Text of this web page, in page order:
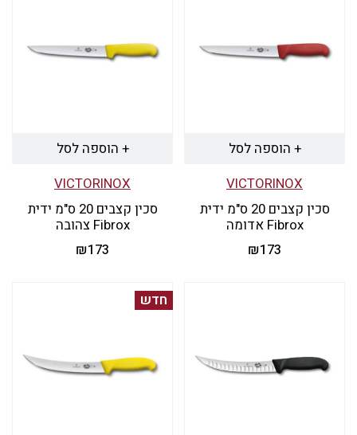
מספר
סוגים.
את
בעמוד
המוצר
+ הוספה לסל
VICTORINOX
סכין קצבים 20 ס"מ ידית
Fibrox אדומה
₪173
+ הוספה לסל
VICTORINOX
סכין קצבים 20 ס"מ ידית
Fibrox צהובה
₪173
חדש